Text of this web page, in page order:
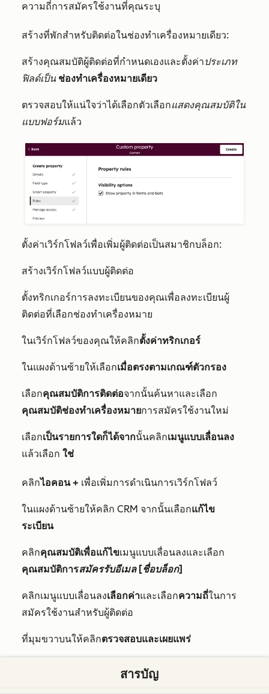
ความถี่การสมัครใช้งานที่คุณระบุ
สร้างที่พักสำหรับติดต่อในช่องทำเครื่องหมายเดียว:
สร้างคุณสมบัติผู้ติดต่อที่กำหนดเองและตั้งค่าประเภท
ฟิลด์เป็น ช่องทำเครื่องหมายเดียว
ตรวจสอบให้แน่ใจว่าได้เลือกตัวเลือกแสดงคุณสมบัติใน
แบบฟอร์มแล้ว
ตั้งค่าเวิร์กโฟลว์เพื่อเพิ่มผู้ติดต่อเป็นสมาชิกบล็อก:
สร้างเวิร์กโฟลว์แบบผู้ติดต่อ
ตั้งทริกเกอร์การลงทะเบียนของคุณเพื่อลงทะเบียนผู้
ติดต่อที่เลือกช่องทำเครื่องหมาย
ในเวิร์กโฟลว์ของคุณให้คลิกตั้งค่าทริกเกอร์
ในแผงด้านซ้ายให้เลือกเมื่อตรงตามเกณฑ์ตัวกรอง
เลือกคุณสมบัติการติดต่อจากนั้นค้นหาและเลือก
คุณสมบัติช่องทำเครื่องหมายการสมัครใช้งานใหม่
เลือกเป็นรายการใดก็ได้จากนั้นคลิกเมนูแบบเลื่อนลง
แล้วเลือก ใช่
คลิกไอคอน + เพื่อเพิ่มการดำเนินการเวิร์กโฟลว์
ในแผงด้านซ้ายให้คลิก CRM จากนั้นเลือกแก้ไข
ระเบียน
คลิกคุณสมบัติเพื่อแก้ไขเมนูแบบเลื่อนลงและเลือก
คุณสมบัติการสมัครรับอีเมล [ชื่อบล็อก]
คลิกเมนูแบบเลื่อนลงเลือกค่าและเลือกความถี่ในการ
สมัครใช้งานสำหรับผู้ติดต่อ
ที่มุมขวาบนให้คลิกตรวจสอบและเผยแพร่
ตรวจสอบการดำเนินการและการตั้งค่าเวิร์กโฟลว์ของ
กเปิด
สารบัญ